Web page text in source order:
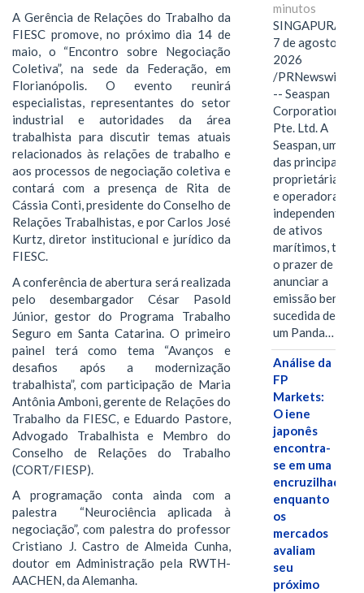
A Gerência de Relações do Trabalho da
FIESC promove, no próximo dia 14 de
maio, o “Encontro sobre Negociação
Coletiva”, na sede da Federação, em
Florianópolis. O evento reunirá
especialistas, representantes do setor
industrial e autoridades da área
trabalhista para discutir temas atuais
relacionados às relações de trabalho e
aos processos de negociação coletiva e
contará com a presença de Rita de
Cássia Conti, presidente do Conselho de
Relações Trabalhistas, e por Carlos José
Kurtz, diretor institucional e jurídico da
FIESC.
A conferência de abertura será realizada
pelo desembargador César Pasold
Júnior, gestor do Programa Trabalho
Seguro em Santa Catarina. O primeiro
painel terá como tema “Avanços e
desafios após a modernização
trabalhista”, com participação de Maria
Antônia Amboni, gerente de Relações do
Trabalho da FIESC, e Eduardo Pastore,
Advogado Trabalhista e Membro do
Conselho de Relações do Trabalho
(CORT/FIESP).
A programação conta ainda com a
palestra “Neurociência aplicada à
negociação”, com palestra do professor
Cristiano J. Castro de Almeida Cunha,
doutor em Administração pela RWTH-
AACHEN, da Alemanha.
minutos
SINGAPURA,
7 de agosto de
2026
/PRNewswire/
-- Seaspan
Corporation
Pte. Ltd. A
Seaspan, uma
das principais
proprietárias
e operadoras
independentes
de ativos
marítimos, tem
o prazer de
anunciar a
emissão bem-
sucedida de
um Panda…
Análise da
FP
Markets:
O iene
japonês
encontra-
se em uma
encruzilhada
enquanto
os
mercados
avaliam
seu
próximo